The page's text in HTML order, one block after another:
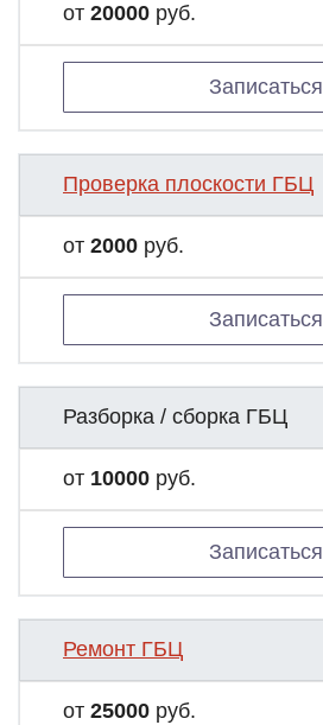
от 20000 руб.
Записаться
Проверка плоскости ГБЦ
от 2000 руб.
Записаться
Разборка / сборка ГБЦ
от 10000 руб.
Записаться
Ремонт ГБЦ
от 25000 руб.